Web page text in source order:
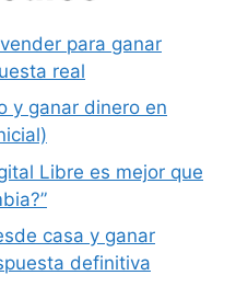
para ganar
real
y ganar dinero en
Libre es mejor que
casa y ganar
definitiva